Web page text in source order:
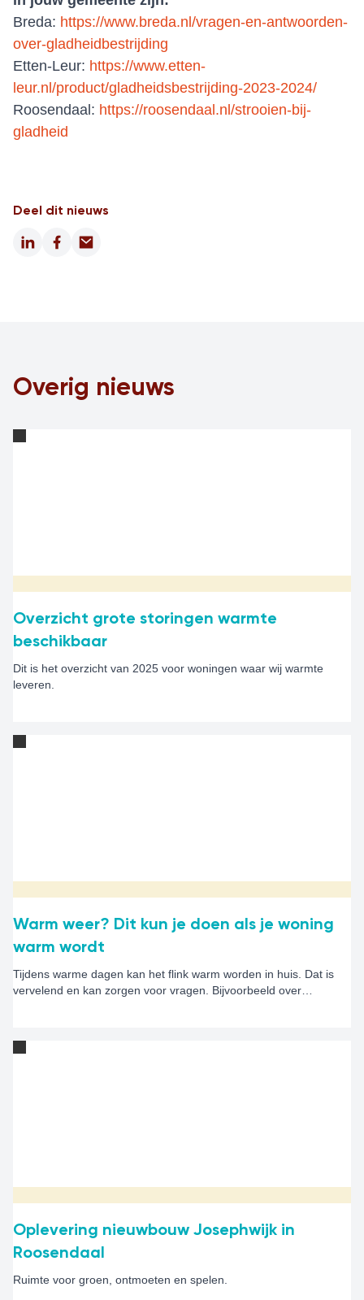
Breda: https://www.breda.nl/vragen-en-antwoorden-
over-gladheidbestrijding
Etten-Leur: https://www.etten-
leur.nl/product/gladheidsbestrijding-2023-2024/
Roosendaal: https://roosendaal.nl/strooien-bij-
gladheid
Deel dit nieuws
LinkedInFacebook
Email
Overig nieuws
Overzicht grote storingen warmte
beschikbaar
Dit is het overzicht van 2025 voor woningen waar wij warmte
leveren.
Warm weer? Dit kun je doen als je woning
warm wordt
Tijdens warme dagen kan het flink warm worden in huis. Dat is
vervelend en kan zorgen voor vragen. Bijvoorbeeld over
wanneer je contact kunt opnemen met Alwel.
Oplevering nieuwbouw Josephwijk in
Roosendaal
Ruimte voor groen, ontmoeten en spelen.